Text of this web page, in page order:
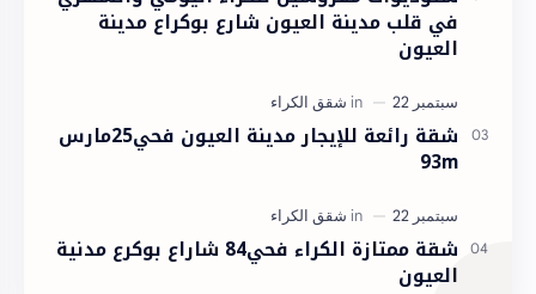
في قلب مدينة العيون شارع بوكراع مدينة
العيون
شقة رائعة للإيجار مدينة العيون فحي25مارس
93m
شقة ممتازة الكراء فحي84 شاراع بوكرع مدنية
العيون